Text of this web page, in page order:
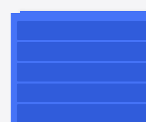
باب اسفنجی فصل ۱۷
۶ (زیرنویس) منتشر شد